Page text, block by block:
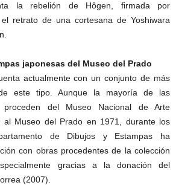
la rebelión de Hôgen, firmada por
retrato de una cortesana de Yoshiwara
japonesas del Museo del Prado
actualmente con un conjunto de más
este tipo. Aunque la mayoría de las
del Museo Nacional de Arte
al Museo del Prado en 1971, durante los
de Dibujos y Estampas ha
con obras procedentes de la colección
gracias a la donación del
(2007).